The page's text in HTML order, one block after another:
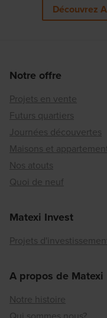
Découvrez
Notre offre
Projets en vente
Futurs quartiers
Journées découvertes
Maisons et
Nos atouts
Quoi de neuf
Matexi Invest
Projets
A propos de Matexi
Notre histoire